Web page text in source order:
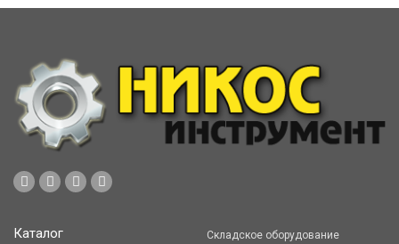
Каталог
Складское оборудование